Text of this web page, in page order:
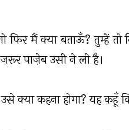
फिर मैं क्या बताऊँ? तुम्हें
पाज़ेब उसी ने ली है।
क्या कहना होगा? यह कहूँ